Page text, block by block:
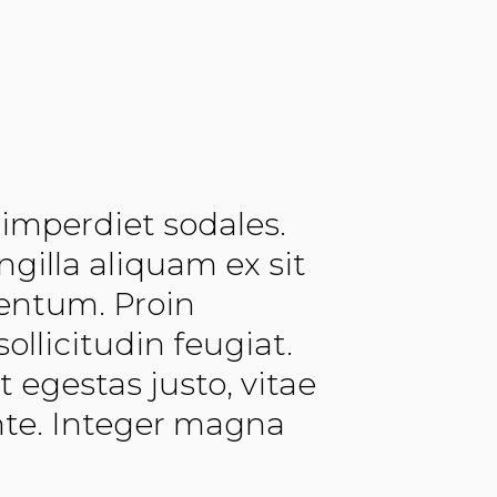
sodales.
aliquam ex sit
Proin
feugiat.
egestas justo, vitae
Integer magna